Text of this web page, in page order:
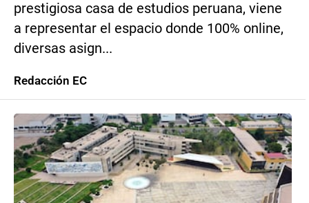
prestigiosa casa de estudios peruana, viene
a representar el espacio donde 100% online,
diversas asign...
Redacción EC